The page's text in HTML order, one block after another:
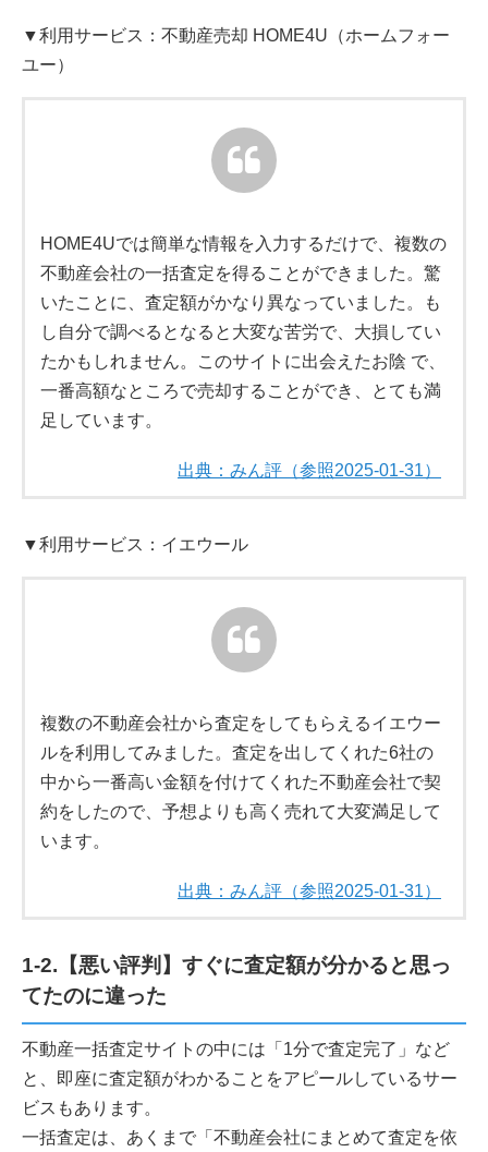
▼利用サービス：不動産売却 HOME4U（ホームフォー
ユー）
HOME4Uでは簡単な情報を入力するだけで、複数の
不動産会社の一括査定を得ることができました。驚
いたことに、査定額がかなり異なっていました。も
し自分で調べるとなると大変な苦労で、大損してい
たかもしれません。このサイトに出会えたお陰 で、
一番高額なところで売却することができ、とても満
足しています。
出典：みん評（参照2025-01-31）
▼利用サービス：イエウール
複数の不動産会社から査定をしてもらえるイエウー
ルを利用してみました。査定を出してくれた6社の
中から一番高い金額を付けてくれた不動産会社で契
約をしたので、予想よりも高く売れて大変満足して
います。
出典：みん評（参照2025-01-31）
1-2.【悪い評判】すぐに査定額が分かると思っ
てたのに違った
不動産一括査定サイトの中には「1分で査定完了」など
と、即座に査定額がわかることをアピールしているサー
ビスもあります。
一括査定は、あくまで「不動産会社にまとめて査定を依